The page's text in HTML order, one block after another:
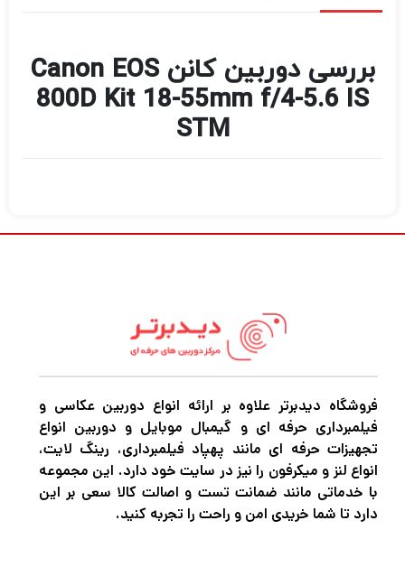
بررسی دوربین کانن Canon EOS
800D Kit 18-55mm f/4-5.6 IS
STM
فروشگاه دیدبرتر علاوه بر ارائه انواع دوربین عکاسی و
فیلمبرداری حرفه ای و گیمبال موبایل و دوربین انواع
تجهیزات حرفه ای مانند پهپاد فیلمبرداری، رینگ لایت،
انواع لنز و میکرفون را نیز در سایت خود دارد. این مجموعه
با خدماتی مانند ضمانت تست و اصالت کالا سعی بر این
دارد تا شما خریدی امن و راحت را تجربه کنید.